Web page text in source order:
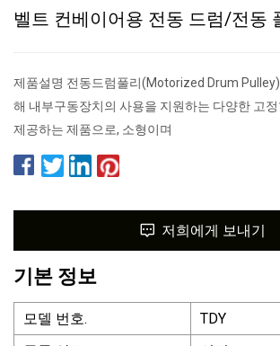
벨트 컨베이어용 전동 드럼/전동
제품설명 전동드럼풀리(Motorized Drum
해 내부구동장치의 사용을 지원하는 다양한 고
제공하는 제품으로, 소형이며
저희에게 보내기
기본 정보
모델 번호.
TDY